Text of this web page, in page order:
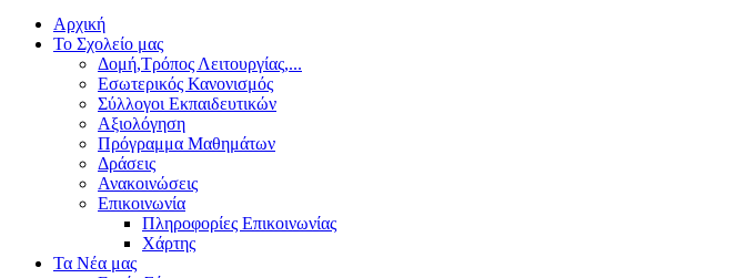
Αρχική
Το Σχολείο μας
Δομή,Τρόπος Λειτουργίας,...
Εσωτερικός Κανονισμός
Σύλλογοι Εκπαιδευτικών
Αξιολόγηση
Πρόγραμμα Μαθημάτων
Δράσεις
Ανακοινώσεις
Επικοινωνία
Πληροφορίες Επικοινωνίας
Χάρτης
Τα Νέα μας